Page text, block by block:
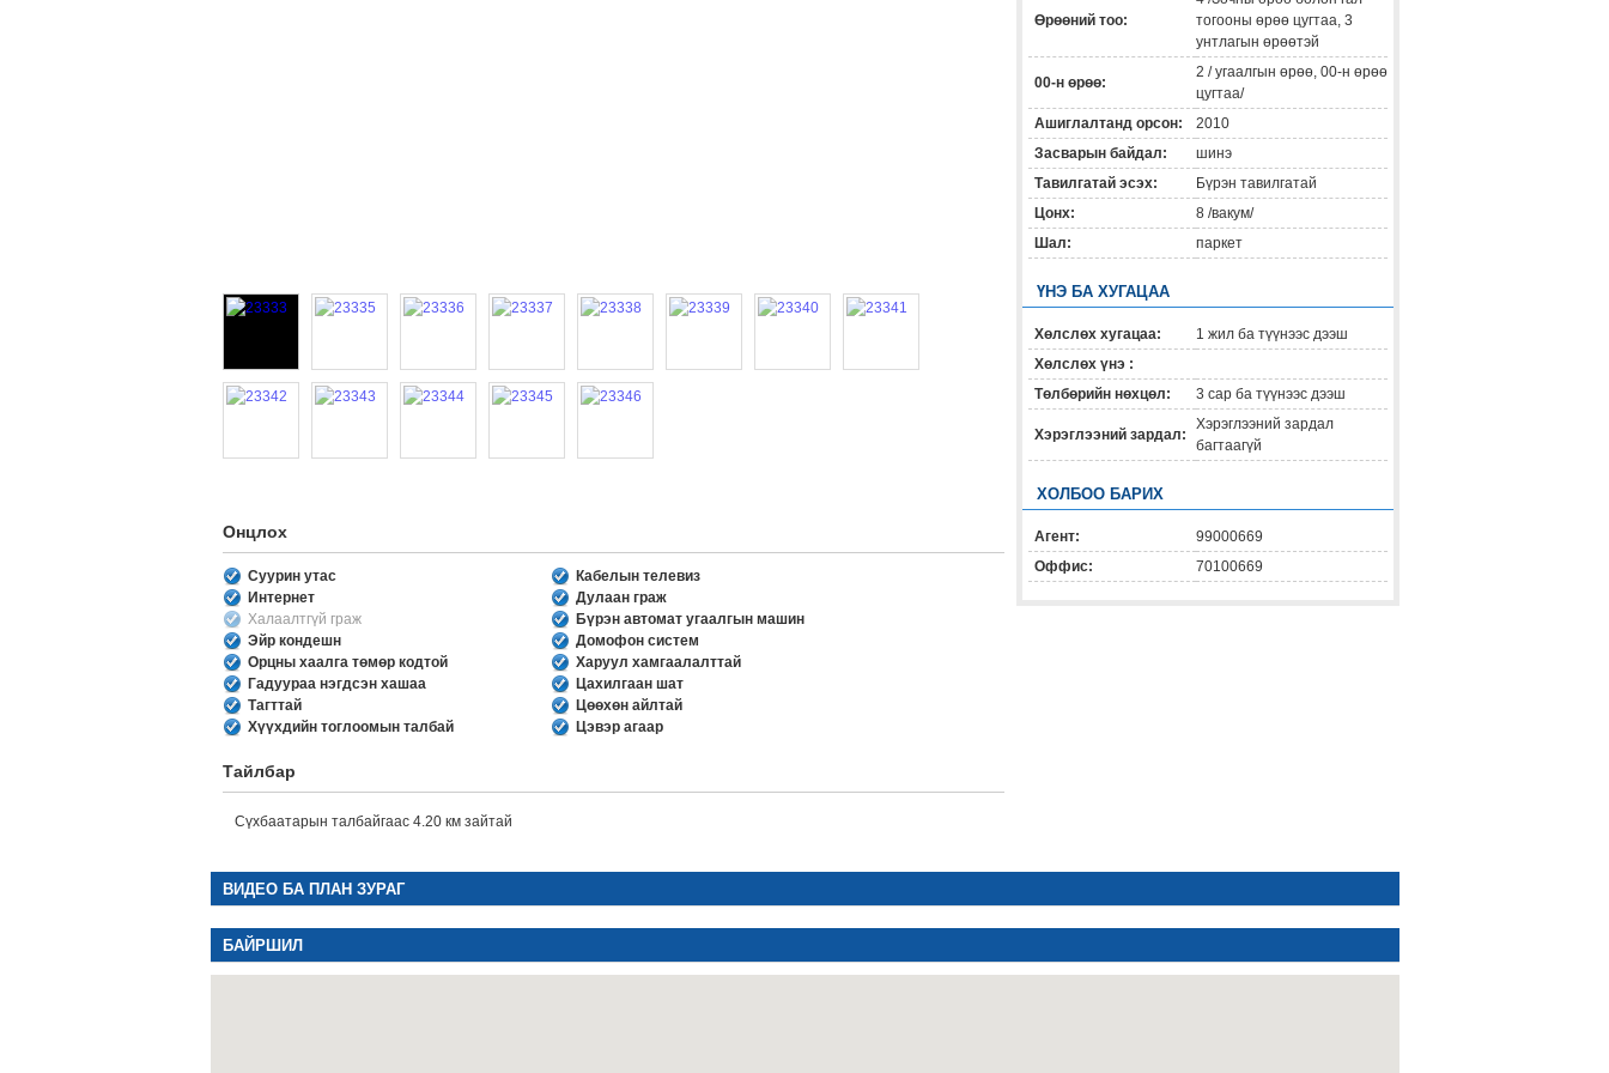
Онцлох
Суурин утас
Кабелын телевиз
Интернет
Дулаан граж
Халаалтгүй граж
Бүрэн автомат угаалгын машин
Эйр кондешн
Домофон систем
Орцны хаалга төмөр кодтой
Харуул хамгаалалттай
Гадуураа нэгдсэн хашаа
Цахилгаан шат
Тагттай
Цөөхөн айлтай
Хүүхдийн тоглоомын талбай
Цэвэр агаар
Тайлбар
Сүхбаатарын талбайгаас 4.20 км зайтай
Өрөөний тоо:
тогооны өрөө цугтаа, 3
унтлагын өрөөтэй
00-н өрөө:
2 / угаалгын өрөө, 00-н өрөө
цугтаа/
Ашиглалтанд орсон:
2010
Засварын байдал:
шинэ
Тавилгатай эсэх:
Бүрэн тавилгатай
Цонх:
8 /вакум/
Шал:
паркет
ҮНЭ БА ХУГАЦАА
Хөлслөх хугацаа:
1 жил ба түүнээс дээш
Хөлслөх үнэ :
Төлбөрийн нөхцөл:
3 сар ба түүнээс дээш
Хэрэглээний зардал:
Хэрэглээний зардал
багтаагүй
ХОЛБОО БАРИХ
Агент:
99000669
Оффис:
70100669
ВИДЕО БА ПЛАН ЗУРАГ
БАЙРШИЛ